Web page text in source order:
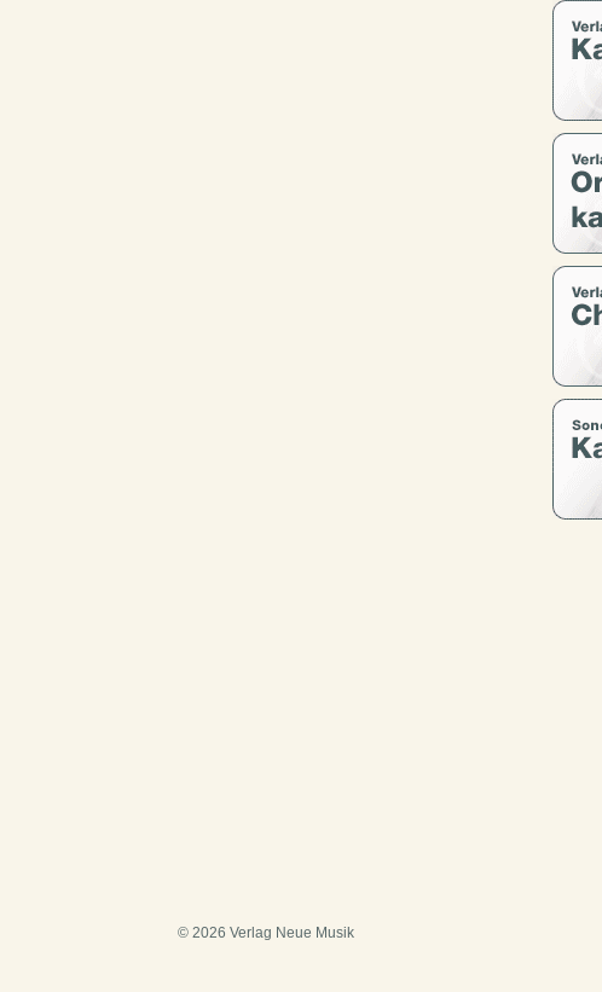
© 2026 Verlag Neue Musik